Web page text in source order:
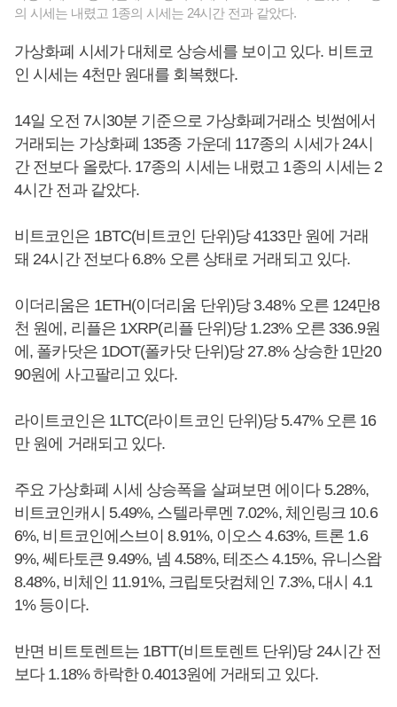
의 시세는 내렸고 1종의 시세는 24시간 전과 같았다.
가상화폐 시세가 대체로 상승세를 보이고 있다. 비트코
인 시세는 4천만 원대를 회복했다.
14일 오전 7시30분 기준으로 가상화폐거래소 빗썸에서
거래되는 가상화폐 135종 가운데 117종의 시세가 24시
간 전보다 올랐다. 17종의 시세는 내렸고 1종의 시세는 2
4시간 전과 같았다.
비트코인은 1BTC(비트코인 단위)당 4133만 원에 거래
돼 24시간 전보다 6.8% 오른 상태로 거래되고 있다.
이더리움은 1ETH(이더리움 단위)당 3.48% 오른 124만8
천 원에, 리플은 1XRP(리플 단위)당 1.23% 오른 336.9원
에, 폴카닷은 1DOT(폴카닷 단위)당 27.8% 상승한 1만20
90원에 사고팔리고 있다.
라이트코인은 1LTC(라이트코인 단위)당 5.47% 오른 16
만 원에 거래되고 있다.
주요 가상화폐 시세 상승폭을 살펴보면 에이다 5.28%,
비트코인캐시 5.49%, 스텔라루멘 7.02%, 체인링크 10.6
6%, 비트코인에스브이 8.91%, 이오스 4.63%, 트론 1.6
9%, 쎄타토큰 9.49%, 넴 4.58%, 테조스 4.15%, 유니스왑
8.48%, 비체인 11.91%, 크립토닷컴체인 7.3%, 대시 4.1
1% 등이다.
반면 비트토렌트는 1BTT(비트토렌트 단위)당 24시간 전
보다 1.18% 하락한 0.4013원에 거래되고 있다.